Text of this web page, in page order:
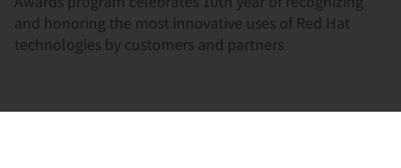
and honoring the most innovative uses of Red Hat
technologies by customers and partners